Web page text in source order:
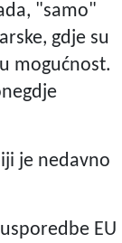
"samo"
gdje su
mogućnost.
je nedavno
EU